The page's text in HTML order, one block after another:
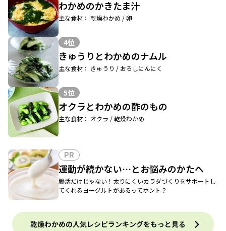
わかめのかきたま汁
主な食材： 乾燥わかめ / 卵
4位
きゅうりとわかめのナムル
主な食材： きゅうり / おろしにんにく
5位
オクラとわかめの酢のもの
主な食材： オクラ / 乾燥わかめ
PR
運動が続かない…とお悩みのかたへ
腸活だけじゃない！太りにくいカラダづくりをサポートし
てくれるヨーグルトがあるってホント？
乾燥わかめの人気レシピランキングをもっと見る